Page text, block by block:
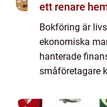
ett renare
Bokföring är
ekonomiska
hanterade
småföretagare
beslutsfattande